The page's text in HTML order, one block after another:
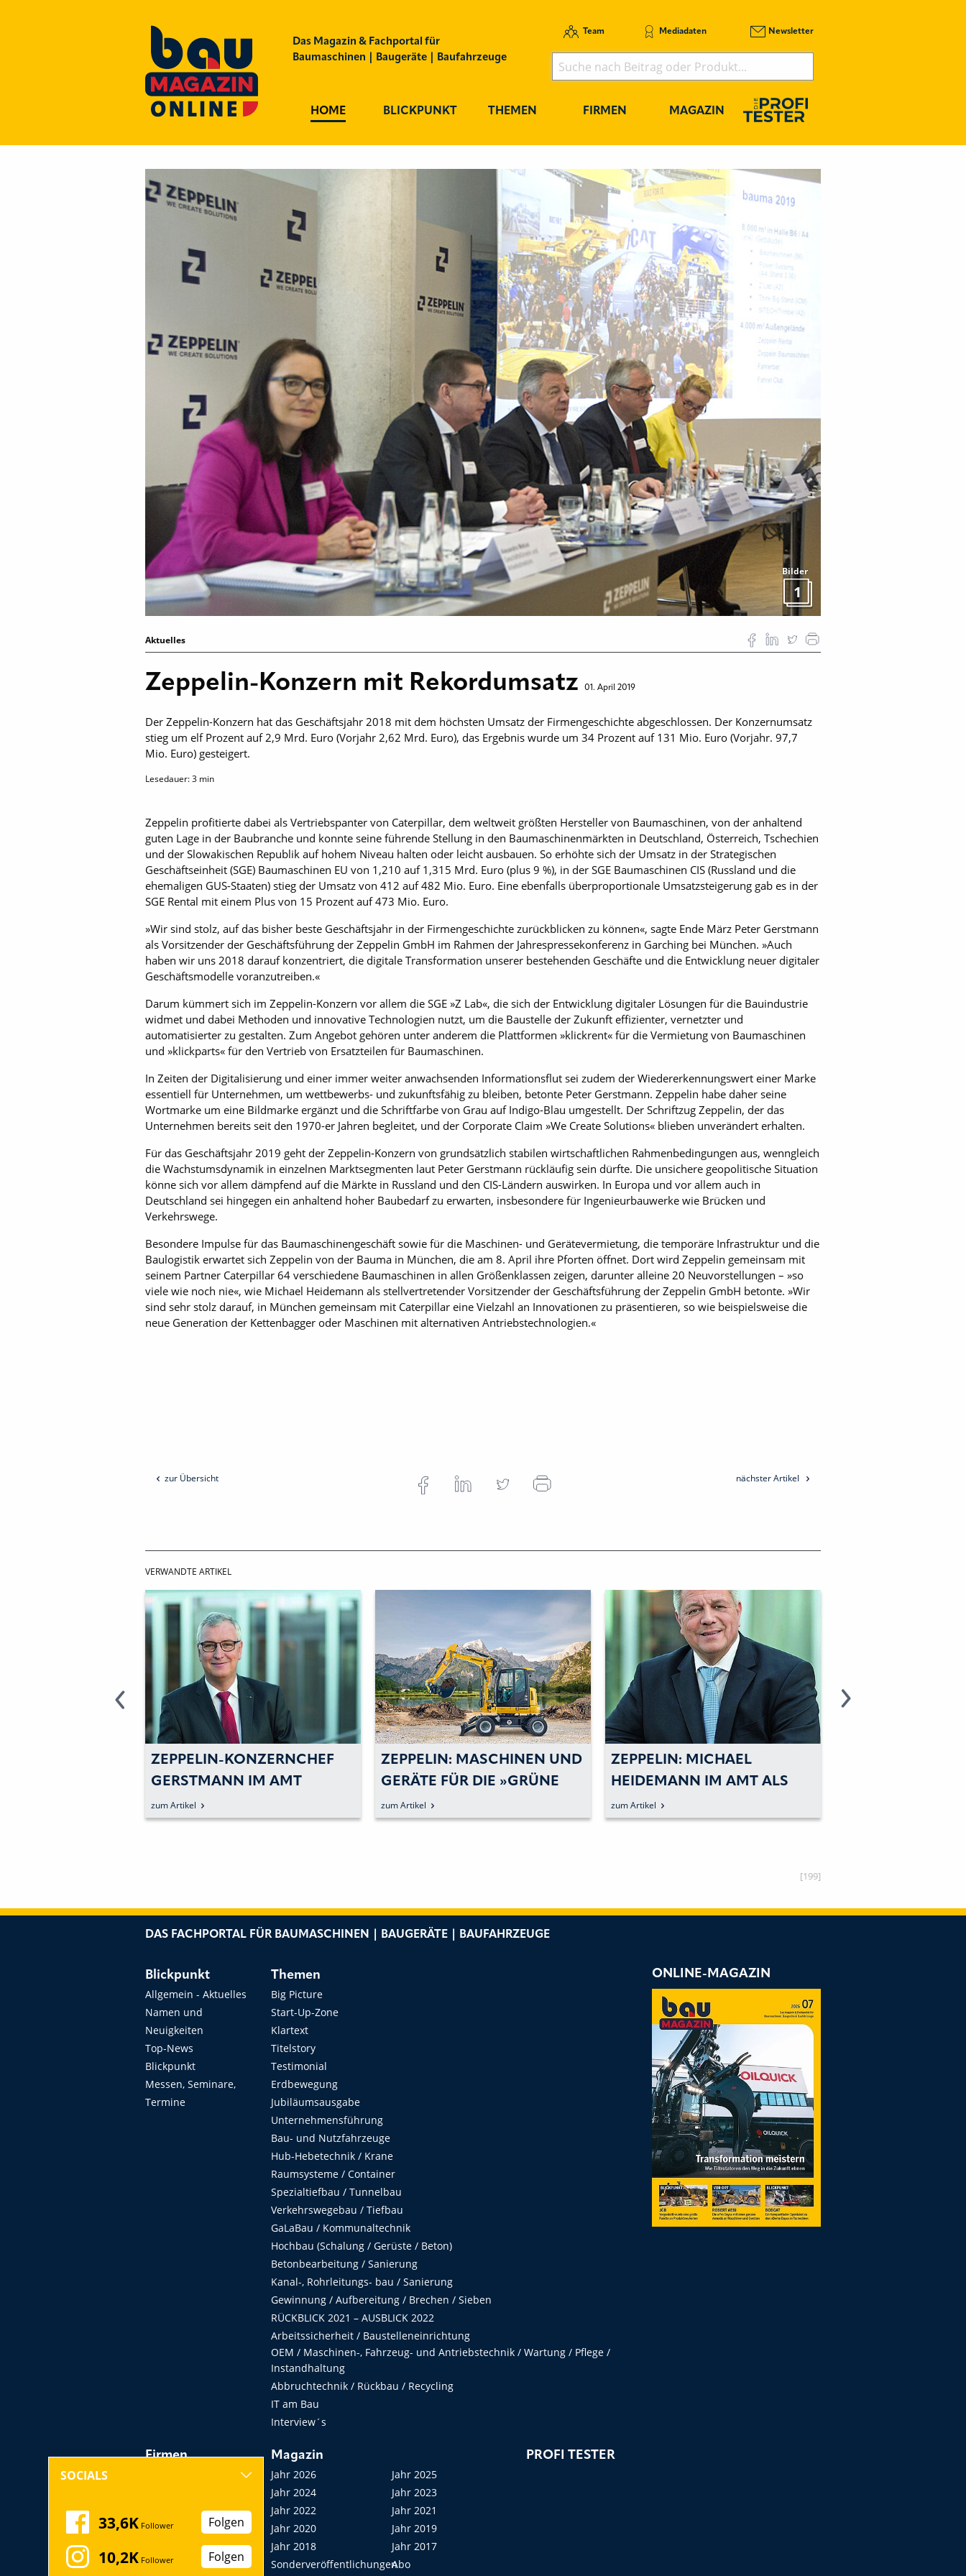
Das Magazin & Fachportal für
Baumaschinen | Baugeräte | Baufahrzeuge
Team Mediadaten Newsletter
HOME BLICKPUNKT THEMEN FIRMEN MAGAZIN
Bilder
1
Aktuelles
Zeppelin-Konzern mit Rekordumsatz 01. April 2019
Der Zeppelin-Konzern hat das Geschäftsjahr 2018 mit dem höchsten Umsatz der Firmengeschichte abgeschlossen. Der Konzernumsatz
stieg um elf Prozent auf 2,9 Mrd. Euro (Vorjahr 2,62 Mrd. Euro), das Ergebnis wurde um 34 Prozent auf 131 Mio. Euro (Vorjahr. 97,7
Mio. Euro) gesteigert.
Lesedauer:3 min
Zeppelin profitierte dabei als Vertriebspanter von Caterpillar, dem weltweit größten Hersteller von Baumaschinen, von der anhaltend
guten Lage in der Baubranche und konnte seine führende Stellung in den Baumaschinenmärkten in Deutschland, Österreich, Tschechien
und der Slowakischen Republik auf hohem Niveau halten oder leicht ausbauen. So erhöhte sich der Umsatz in der Strategischen
Geschäftseinheit (SGE) Baumaschinen EU von 1,210 auf 1,315 Mrd. Euro (plus 9 %), in der SGE Baumaschinen CIS (Russland und die
ehemaligen GUS-Staaten) stieg der Umsatz von 412 auf 482 Mio. Euro. Eine ebenfalls überproportionale Umsatzsteigerung gab es in der
SGE Rental mit einem Plus von 15 Prozent auf 473 Mio. Euro.
»Wir sind stolz, auf das bisher beste Geschäftsjahr in der Firmengeschichte zurückblicken zu können«, sagte Ende März Peter Gerstmann
als Vorsitzender der Geschäftsführung der Zeppelin GmbH im Rahmen der Jahrespressekonferenz in Garching bei München. »Auch
haben wir uns 2018 darauf konzentriert, die digitale Transformation unserer bestehenden Geschäfte und die Entwicklung neuer digitaler
Geschäftsmodelle voranzutreiben.«
Darum kümmert sich im Zeppelin-Konzern vor allem die SGE »Z Lab«, die sich der Entwicklung digitaler Lösungen für die Bauindustrie
widmet und dabei Methoden und innovative Technologien nutzt, um die Baustelle der Zukunft effizienter, vernetzter und
automatisierter zu gestalten. Zum Angebot gehören unter anderem die Plattformen »klickrent« für die Vermietung von Baumaschinen
und »klickparts« für den Vertrieb von Ersatzteilen für Baumaschinen.
In Zeiten der Digitalisierung und einer immer weiter anwachsenden Informationsflut sei zudem der Wiedererkennungswert einer Marke
essentiell für Unternehmen, um wettbewerbs- und zukunftsfähig zu bleiben, betonte Peter Gerstmann. Zeppelin habe daher seine
Wortmarke um eine Bildmarke ergänzt und die Schriftfarbe von Grau auf Indigo-Blau umgestellt. Der Schriftzug Zeppelin, der das
Unternehmen bereits seit den 1970-er Jahren begleitet, und der Corporate Claim »We Create Solutions« blieben unverändert erhalten.
Für das Geschäftsjahr 2019 geht der Zeppelin-Konzern von grundsätzlich stabilen wirtschaftlichen Rahmenbedingungen aus, wenngleich
die Wachstumsdynamik in einzelnen Marktsegmenten laut Peter Gerstmann rückläufig sein dürfte. Die unsichere geopolitische Situation
könne sich vor allem dämpfend auf die Märkte in Russland und den CIS-Ländern auswirken. In Europa und vor allem auch in
Deutschland sei hingegen ein anhaltend hoher Baubedarf zu erwarten, insbesondere für Ingenieurbauwerke wie Brücken und
Verkehrswege.
Besondere Impulse für das Baumaschinengeschäft sowie für die Maschinen- und Gerätevermietung, die temporäre Infrastruktur und die
Baulogistik erwartet sich Zeppelin von der Bauma in München, die am 8. April ihre Pforten öffnet. Dort wird Zeppelin gemeinsam mit
seinem Partner Caterpillar 64 verschiedene Baumaschinen in allen Größenklassen zeigen, darunter alleine 20 Neuvorstellungen – »so
viele wie noch nie«, wie Michael Heidemann als stellvertretender Vorsitzender der Geschäftsführung der Zeppelin GmbH betonte. »Wir
sind sehr stolz darauf, in München gemeinsam mit Caterpillar eine Vielzahl an Innovationen zu präsentieren, so wie beispielsweise die
neue Generation der Kettenbagger oder Maschinen mit alternativen Antriebstechnologien.«
zur Übersicht nächster Artikel
VERWANDTE ARTIKEL
ZEPPELIN-KONZERNCHEF
GERSTMANN IM AMT
BESTÄTIGT
zum Artikel
ZEPPELIN: MASCHINEN UND
GERÄTE FÜR DIE »GRÜNE
WELLE«
zum Artikel
ZEPPELIN: MICHAEL
HEIDEMANN IM AMT ALS
ZEPPELIN-
GESCHÄFTSFÜHRER
zum Artikel
[199]
DAS FACHPORTAL FÜR BAUMASCHINEN | BAUGERÄTE | BAUFAHRZEUGE
Blickpunkt
Allgemein - Aktuelles
Namen und
Neuigkeiten
Top-News
Blickpunkt
Messen, Seminare,
Termine
Themen
Big Picture
Start-Up-Zone
Klartext
Titelstory
Testimonial
Erdbewegung
Jubiläumsausgabe
Unternehmensführung
Bau- und Nutzfahrzeuge
Hub-Hebetechnik / Krane
Raumsysteme / Container
Spezialtiefbau / Tunnelbau
Verkehrswegebau / Tiefbau
GaLaBau / Kommunaltechnik
Hochbau (Schalung / Gerüste / Beton)
Betonbearbeitung / Sanierung
Kanal-, Rohrleitungs- bau / Sanierung
Gewinnung / Aufbereitung / Brechen / Sieben
RÜCKBLICK 2021 – AUSBLICK 2022
Arbeitssicherheit / Baustelleneinrichtung
OEM / Maschinen-, Fahrzeug- und Antriebstechnik / Wartung / Pflege /
Instandhaltung
Abbruchtechnik / Rückbau / Recycling
IT am Bau
Interview´s
Firmen
Messen, Seminare,
Kongresse
Startup
Magazin
Jahr 2026
Jahr 2025
Jahr 2024
Jahr 2023
Jahr 2022
Jahr 2021
Jahr 2020
Jahr 2019
Jahr 2018
Jahr 2017
SonderveröffentlichungenAbo
PROFI TESTER
ONLINE-MAGAZIN
SOCIALS
33,6K Follower Folgen
10,2K Follower Folgen